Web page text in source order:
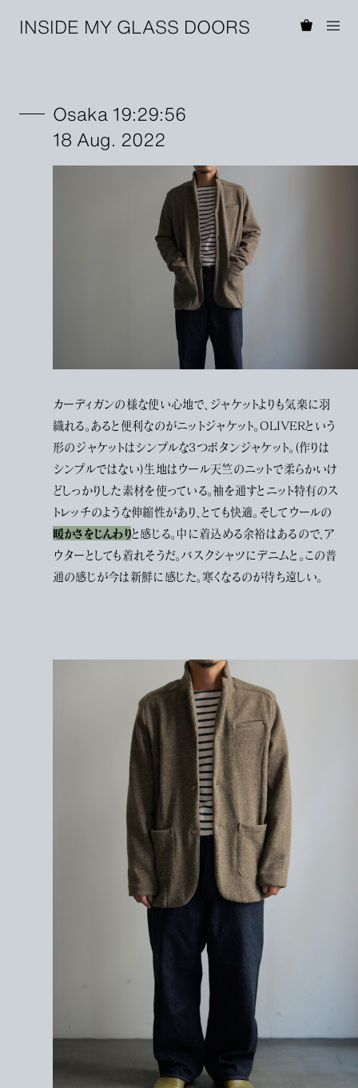
INSIDE MY GLASS DOORS
Osaka 19:29:56
18 Aug. 2022
カーディガンの様な使い心地で、ジャケットよりも気楽に羽
織れる。あると便利なのがニットジャケット。OLIVERという
形のジャケットはシンプルな3つボタンジャケット。(作りは
シンプルではない)生地はウール天竺のニットで柔らかいけ
どしっかりした素材を使っている。袖を通すとニット特有のス
トレッチのような伸縮性があり、とても快適。そしてウールの
暖かさをじんわりと感じる。中に着込める余裕はあるので、ア
ウターとしても着れそうだ。バスクシャツにデニムと。この普
通の感じが今は新鮮に感じた。寒くなるのが待ち遠しい。